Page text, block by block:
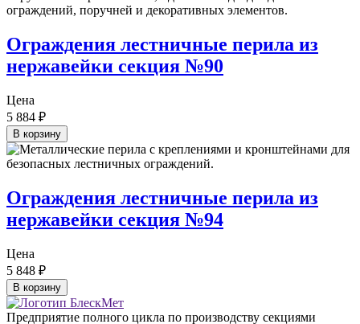
Ограждения лестничные перила из
нержавейки секция №90
Цена
5 884 ₽
В корзину
Ограждения лестничные перила из
нержавейки секция №94
Цена
5 848 ₽
В корзину
Предприятие полного цикла по производству секциями